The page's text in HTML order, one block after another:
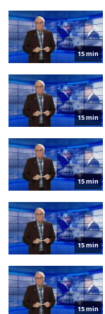
15 min
15 min
15 min
15 min
15 min